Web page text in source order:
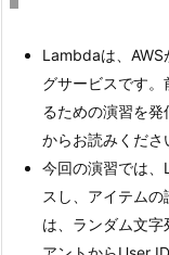
Lambdaは、AWS
グサービスです
るための演習を発
からお読みくださ
今回の演習では
スし、アイテム
は、ランダム文